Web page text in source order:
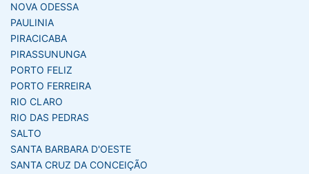
NOVA ODESSA
PAULINIA
PIRACICABA
PIRASSUNUNGA
PORTO FELIZ
PORTO FERREIRA
RIO CLARO
RIO DAS PEDRAS
SALTO
SANTA BARBARA D'OESTE
SANTA CRUZ DA CONCEIÇÃO